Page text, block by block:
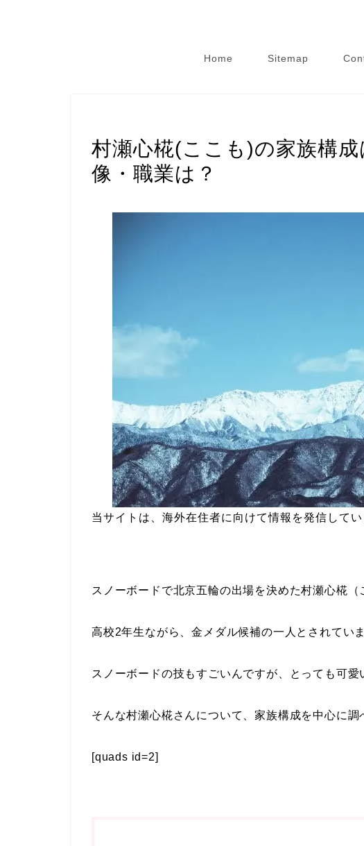
Home Sitemap
村瀬心椛(ここも)の家族構
像・職業は？
当サイトは、海外在住者に向けて情報を発信してい
スノーボードで北京五輪の出場を決めた村瀬心椛（
高校2年生ながら、金メダル候補の一人とされていま
スノーボードの技もすごいんですが、とっても可愛
そんな村瀬心椛さんについて、家族構成を中心に調
[quads id=2]